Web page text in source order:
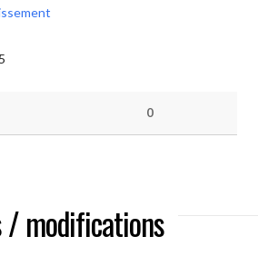
0
/ modifications